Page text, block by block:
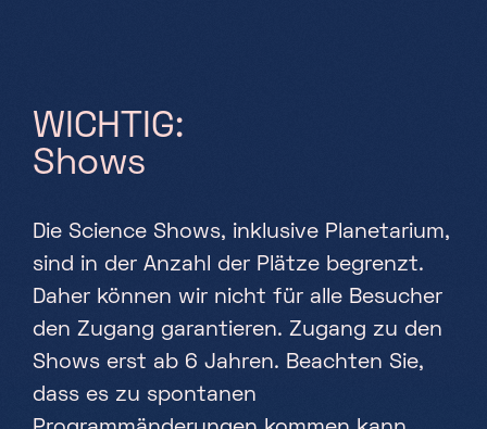
FAQ
Wer sind wir ?
Partners
News
W CH G:
S hows
Die Science Shows, inklusive Planetarium,
sind in der Anzahl der Plätze begrenzt.
Daher können wir nicht für alle Besucher
den Zugang garantieren. Zugang zu den
Shows erst ab 6 Jahren. Beachten Sie,
dass es zu spontanen